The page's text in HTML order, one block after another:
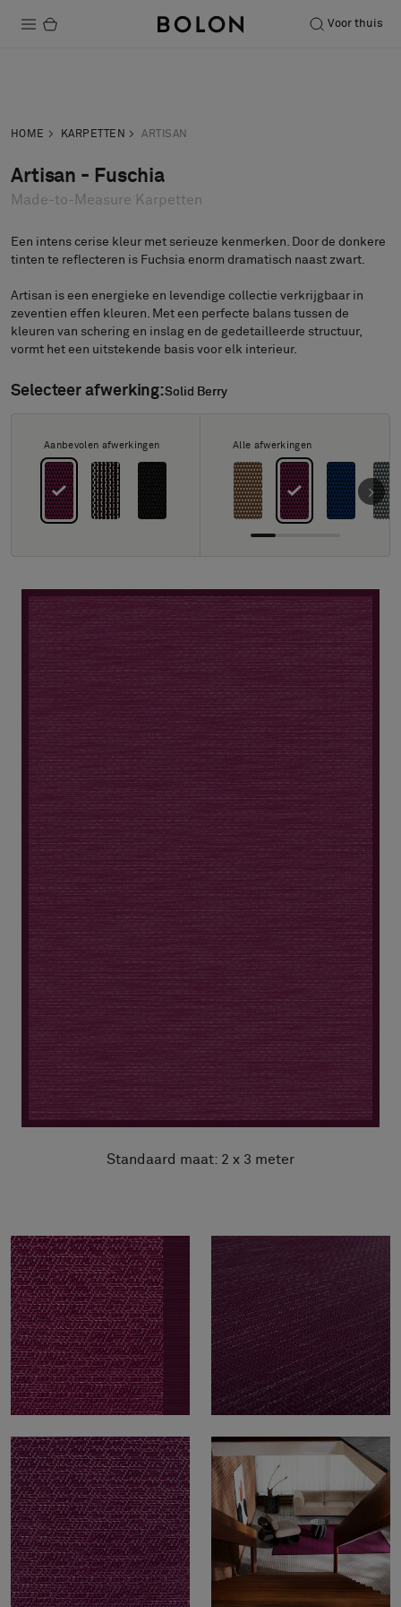
Voor thuis
Duurzaamheid
Installatie
Onderhoud
Samenwerkingen met Designers
Stories
Image & Material Bank
Pattern Tile Tool
Selecteer land
HOME KARPETTEN ARTISAN
Artisan - Fuschia
Made-to-Measure Karpetten
Een intens cerise kleur met serieuze kenmerken. Door de donkere
tinten te reflecteren is Fuchsia enorm dramatisch naast zwart.
Artisan is een energieke en levendige collectie verkrijgbaar in
zeventien effen kleuren. Met een perfecte balans tussen de
kleuren van schering en inslag en de gedetailleerde structuur,
vormt het een uitstekende basis voor elk interieur.
Selecteer afwerking:Solid Berry
Solid Berry
Aanbevolen afwerkingen Alle afwerkingen
Standaard maat: 2 x 3 meter